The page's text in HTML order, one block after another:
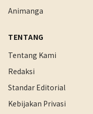
Animanga
TENTANG
Tentang Kami
Redaksi
Standar Editorial
Kebijakan Privasi